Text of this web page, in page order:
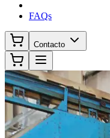
FAQs
Contacto